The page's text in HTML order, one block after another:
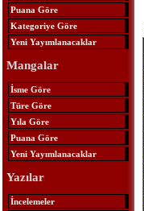
Puana Göre
Kategoriye Göre
Yeni Yayımlanacaklar
Mangalar
İsme Göre
Türe Göre
Yıla Göre
Puana Göre
Yeni Yayımlanacaklar
Yazılar
İncelemeler